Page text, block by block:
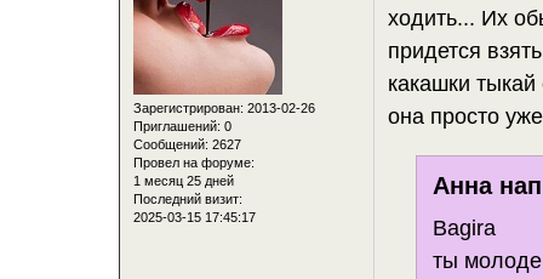
Зарегистрирован: 2013-02-26
Приглашений: 0
Сообщений: 2627
Провел на форуме:
1 месяц 25 дней
Последний визит:
2025-03-15 17:45:17
ходить... Их
придется
какашки тыкай
она просто
Анна
Bagira
ты